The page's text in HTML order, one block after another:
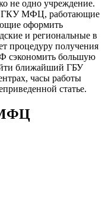
не одно учреждение.
ГКУ МФЦ, работающие
оформить
и региональные в
процедуру получения
сэкономить большую
ближайший ГБУ
часы работы
статье.
МФЦ